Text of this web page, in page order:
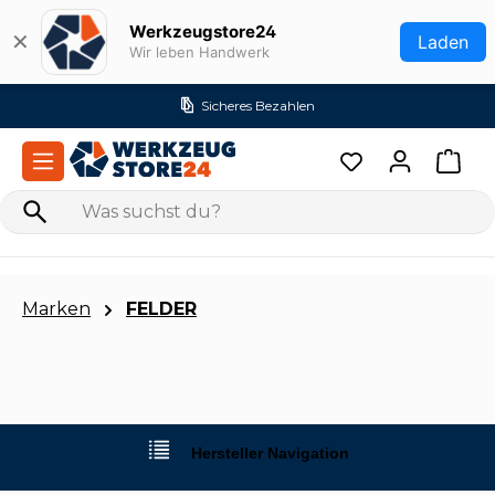
Zum Hauptinhalt springen
✕ Werkzeugstore24
Wir leben Handwerk Laden
Marken FELDER
Hersteller Navigation